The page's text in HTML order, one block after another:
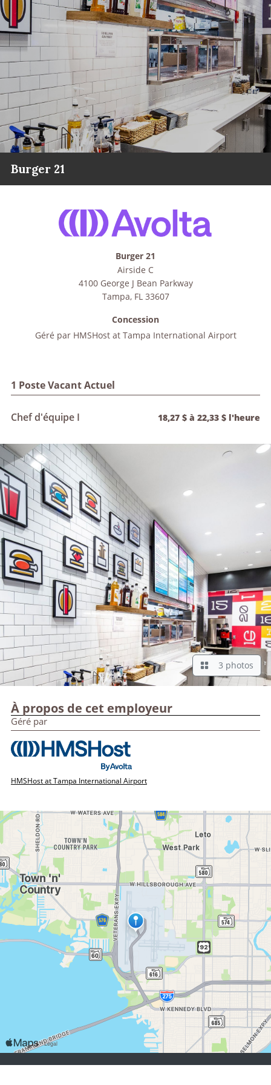
Burger 21
1 Poste Vacant Actuel
Chef d'équipe I 18,27 $ à 22,33 $ l'heure
Burger 21
Airside C
4100 George J Bean Parkway
Tampa, FL 33607
Concession
Géré par HMSHost at Tampa International Airport
3 photos
À propos de cet employeur
Géré par
HMSHost at Tampa International Airport